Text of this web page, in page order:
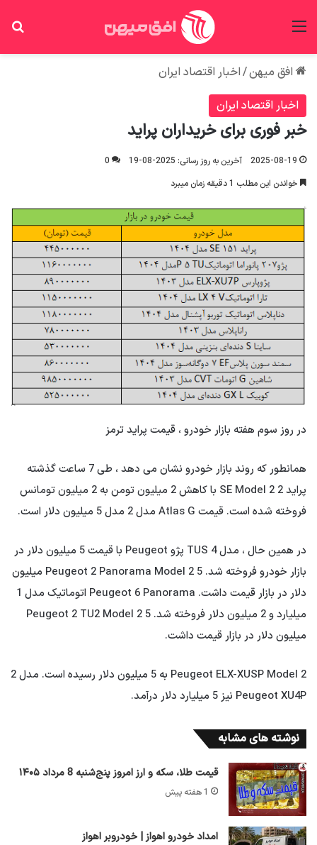
افق میهن/اخبار اقتصاد ایران
اخبار اقتصاد ایران
خبر فوری برای خریداران پراید
2025-08-19 آخرین به روز رسانی: 2025-08-19
0
خواندن این مطلب 1 دقیقه زمان میبرد
در روز سوم هفته بازار خودرو ، قیمت پراید ترمز
همانطور که روند بازار خودرو نشان می دهد ، طی 7 ساعت گذشته
پراید 2 SE Model 2 با کاهش 2 میلیون تومن به 2 میلیون تومانس
فروخته شده است. قیمت Atlas G مدل 2 مدل 5 میلیون دلار است.
در همین حال ، مدل TUS 4 پژو Peugeot با قیمت 5 میلیون دلار در
بازار خودرو فروخته شد. Peugeot 2 Panorama Model 2 5 میلیون
دلار در بازار قیمت داشت. Peugeot 6 Panorama اتوماتیک مدل 1
میلیارد و 2 میلیون دلار فروخته شد. Peugeot 2 TU2 Model 2 5
میلیون دلار در بازار قیمت داشت.
Peugeot ELX-XUSP Model 2 به 5 میلیون دلار رسیده است. مدل 2
Peugeot XU4P نیز 5 میلیارد دلار درآمد.
نوشته های مشابه
قیمت طلا، سکه و ارز امروز پنج‌شنبه 8 مرداد ۱۴۰۵
1 هفته پیش
امداد خودرو اهواز | خودروبر اهواز